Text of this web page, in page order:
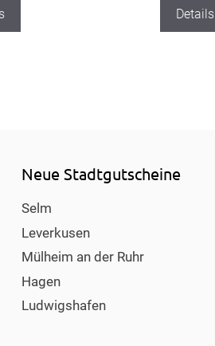
Details
Neue Stadtgutscheine
Selm
Leverkusen
Mülheim an der Ruhr
Hagen
Ludwigshafen